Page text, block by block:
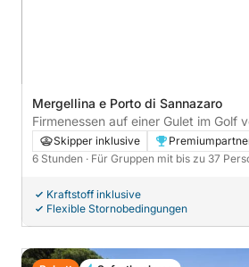
Mergellina e Porto di Sannazaro
Firmenessen auf einer Gulet im Golf
Skipper inklusive
6 Stunden · Für Gruppen mit bis zu 37
Kraftstoff inklusive
Flexible Stornobedingungen